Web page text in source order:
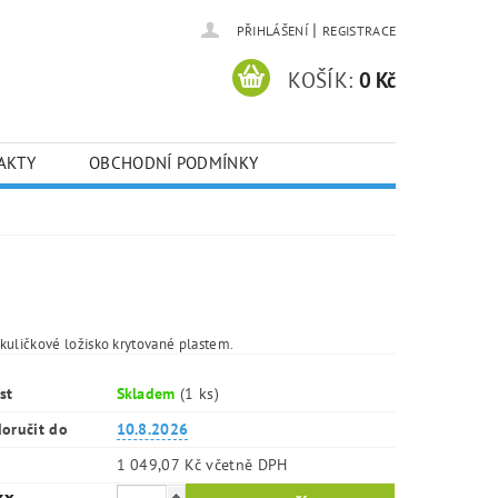
PŘIHLÁŠENÍ | REGISTRACE
KOŠÍK: 0 Kč
OBCHODNÍ PODMÍNKY
ložisko krytované plastem.
Skladem(1 ks)
do
10.8.2026
1 049,07 Kč včetně DPH